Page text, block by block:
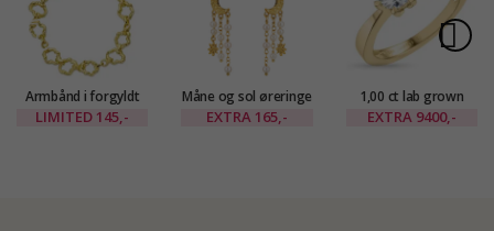
Armbånd i forgyldt
messing - Eliné
LIMITED 145,-
Måne og sol øreringe
i forgyldt messing -
EXTRA 165,-
1,00 ct lab grown
diamant ring i 14
EXTRA 9400,-